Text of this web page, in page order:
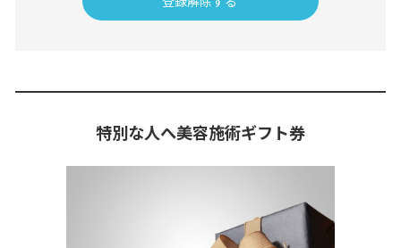
特別な人へ美容施術ギフト券